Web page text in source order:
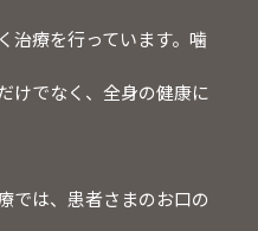
治療を行っています。噛
けでなく、全身の健康に
では、患者さまのお口の